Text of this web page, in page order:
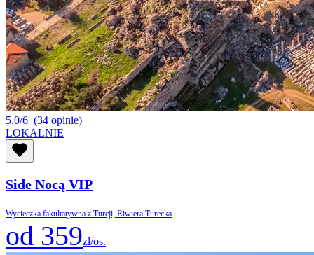
5.0/6 (34 opinie)
LOKALNIE
Side Nocą VIP
Wycieczka fakultatywna z Turcji, Riwiera Turecka
od 359zł/os.